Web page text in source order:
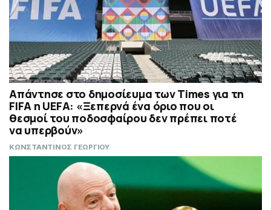
Απάντησε στο δημοσίευμα των Times για τη
FIFA η UEFA: «Ξεπερνά ένα όριο που οι
θεσμοί του ποδοσφαίρου δεν πρέπει ποτέ
να υπερβούν»
ΚΩΝΣΤΑΝΤΙΝΟΣ ΓΕΩΡΓΙΟΥ